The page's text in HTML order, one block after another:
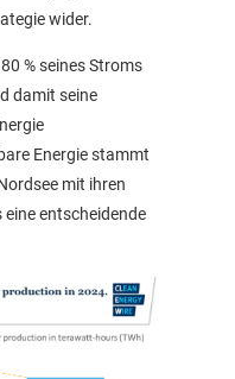
wider.
% seines Stroms
damit seine
Energie stammt
mit ihren
entscheidende